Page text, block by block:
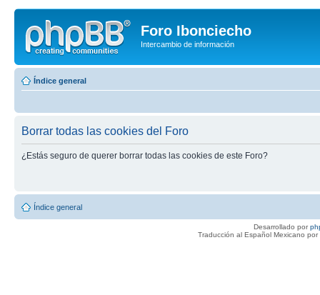
Foro Ibonciecho
Intercambio de información
Índice general
Borrar todas las cookies del Foro
¿Estás seguro de querer borrar todas las cookies de este Foro?
Índice general
Desarrollado por
Traducción al Español Mexicano por